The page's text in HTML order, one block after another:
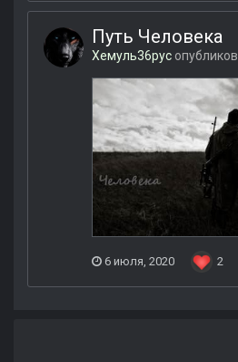
Путь Человека
Хемуль36рус
6 июля, 2020 2